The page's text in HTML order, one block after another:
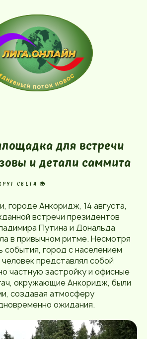
для встречи
и детали саммита
СВЕТА 🌍
городе Анкоридж, 14 августа,
встречи президентов
Путина и Дональда
в привычном ритме. Несмотря
события, город с населением
представлял собой
частную застройку и офисные
окружающие Анкоридж, были
создавая атмосферу
ожидания.